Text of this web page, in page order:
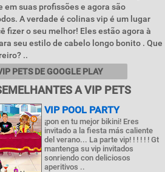
suas profissões e agora são
A verdade é colinas vip é um lugar
fizer o seu melhor! Eles estão agora à
seu estilo de cabelo longo bonito . Que
..
PETS DE GOOGLE PLAY
A VIP PETS
VIP POOL PARTY
¡pon en tu mejor bikini! Eres
invitado a la fiesta más caliente
del verano... La parte vip! ! ! ! ! ! Gt
mantenga su vip invitados
sonriendo con deliciosos
aperitivos ..